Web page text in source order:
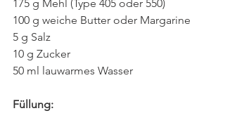
175 g Mehl (Type 405 oder 550)
100 g weiche Butter oder Margarine
5 g Salz
10 g Zucker
50 ml lauwarmes Wasser
Füllung: